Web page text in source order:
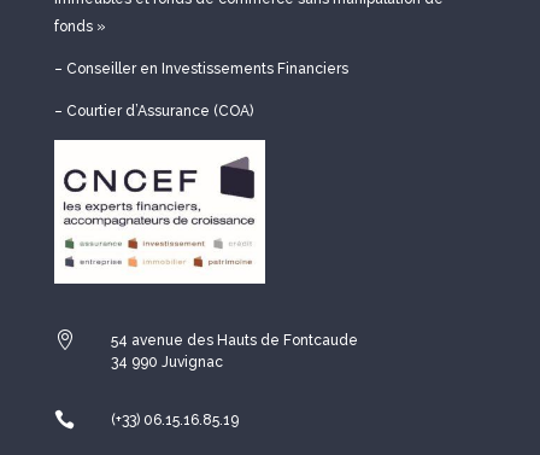
fonds »
– Conseiller en Investissements Financiers
– Courtier d’Assurance (COA)

54 avenue des Hauts de Fontcaude
34 990 Juvignac
 (+33) 06.15.16.85.19